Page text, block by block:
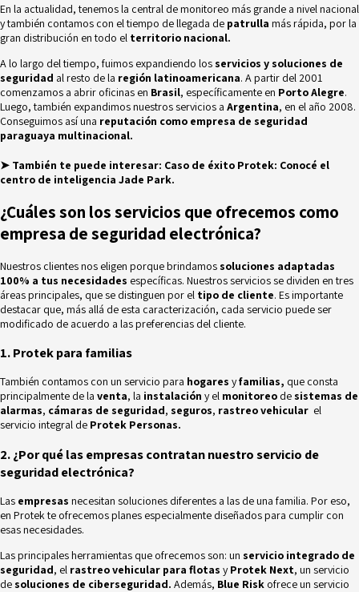
En la actualidad, tenemosla central de monitoreo más grande a nivel nacional
y también contamos con el tiempo de llegada de patrulla más rápida, por la
gran distribución en todo el territorio nacional.
A lo largo del tiempo, fuimos expandiendo los servicios y soluciones de
seguridad al resto de la región latinoamericana. A partir del 2001
comenzamos a abrir oficinas en Brasil, específicamente en Porto Alegre.
Luego, también expandimos nuestros servicios a Argentina, en el año 2008.
Conseguimos así una reputación como empresa de seguridad
paraguaya multinacional.
➤ También te puede interesar: Caso de éxito Protek: Conocé el
centro de inteligencia Jade Park.
¿Cuáles son los servicios que ofrecemos como
empresa de seguridad electrónica?
Nuestros clientes nos eligen porque brindamos soluciones adaptadas
100% a tus necesidades específicas. Nuestros servicios se dividen en tres
áreas principales, que se distinguen por el tipo de cliente. Es importante
destacar que, más allá de esta caracterización, cada servicio puede ser
modificado de acuerdo a las preferencias del cliente.
1. Protek para familias
También contamos con un servicio para hogares yfamilias, que consta
principalmente de la venta, la instalación y el monitoreo de sistemas de
alarmas, cámaras de seguridad, seguros, rastreo vehicular el
servicio integral de Protek Personas.
2. ¿Por qué las empresas contratan nuestro servicio de
seguridad electrónica?
Las empresas necesitan soluciones diferentes a las de una familia. Por eso,
en Protek te ofrecemos planes especialmente diseñados para cumplir con
esas necesidades.
Las principales herramientas que ofrecemos son: un servicio integrado de
seguridad, el rastreo vehicular para flotas yProtek Next, un servicio
de soluciones de ciberseguridad. Además, Blue Risk ofrece un servicio